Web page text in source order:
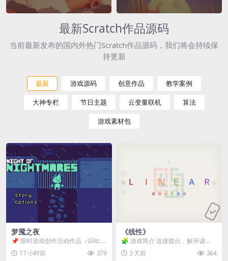
最新Scratch作品源码
当前最新发布的国内外热门Scratch作品源码，我们将会持续保
持更新
最新 游戏源码 创意作品 教学案例
大神专栏 节日主题 云变量联机 算法
游戏素材包
梦魇之夜
📌 限时游戏创作活动作品（Glitch
Game Jam） 📖 故事背景 怪物四...
17 小时前 379
《线性》
🧩 游戏简介 连接圆点，解开谜
题。 ⚠️ 重要提示 所有关卡均可通
关，请确保使用...
3 天前 364